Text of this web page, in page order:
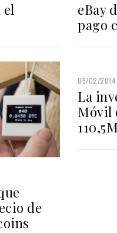
el
eBay
pago
de
05/02/2014
La
Móvil